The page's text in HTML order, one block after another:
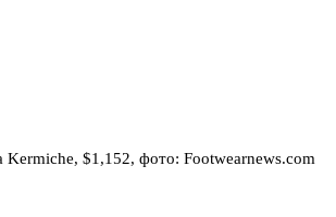
Kermiche, $1,152, фото: Footwearnews.com